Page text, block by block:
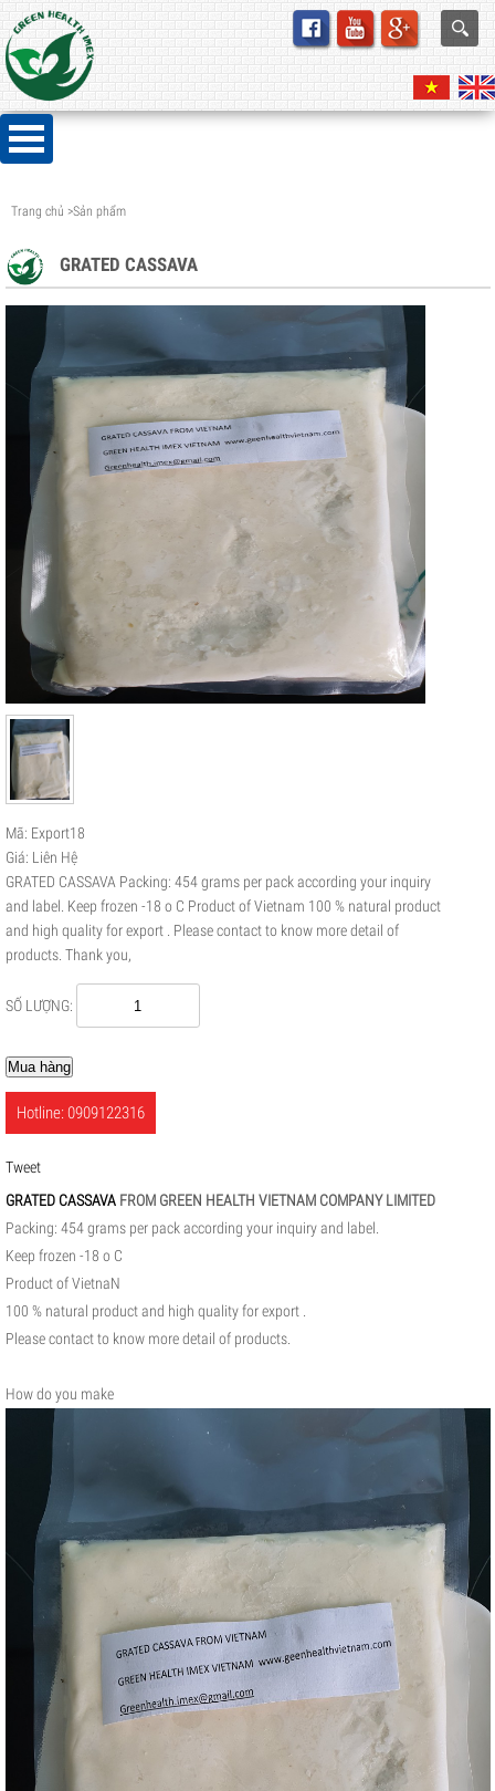
Trang chủ >Sản phẩm
GRATED CASSAVA
Mã: Export18
Giá: Liên Hệ
GRATED CASSAVA Packing: 454 grams per pack according your inquiry
and label. Keep frozen -18 o C Product of Vietnam 100 % natural product
and high quality for export . Please contact to know more detail of
products. Thank you,
SỐ LƯỢNG:
Mua hàng
Hotline: 0909122316
Tweet
GRATED CASSAVAFROM GREEN HEALTH VIETNAM COMPANY LIMITED
Packing: 454 grams per pack according your inquiry and label.
Keep frozen -18 o C
Product of VietnaN
100 % natural product and high quality for export .
Please contact to know more detail of products.
How do you make